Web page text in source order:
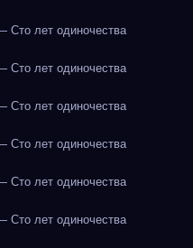
Сто лет одиночества
Сто лет одиночества
Сто лет одиночества
Сто лет одиночества
Сто лет одиночества
Сто лет одиночества